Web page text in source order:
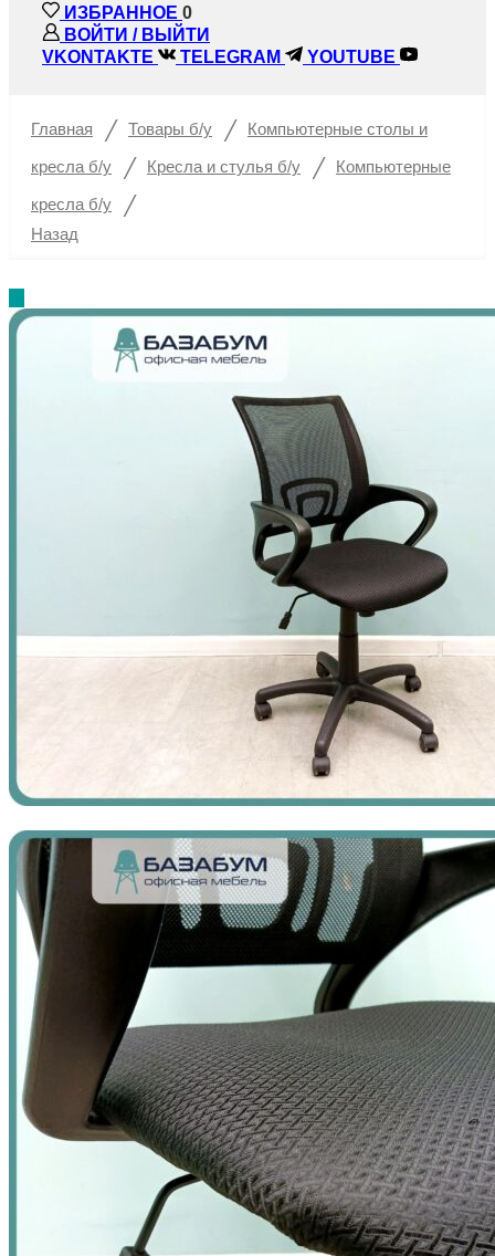
ИЗБРАННОЕ 0
ВОЙТИ / ВЫЙТИ
VKONTAKTE
TELEGRAM YOUTUBE
Главная / Товары б/у / Компьютерные столы и
кресла б/у
/ Кресла и стулья б/у / Компьютерные
кресла б/у
/
Назад